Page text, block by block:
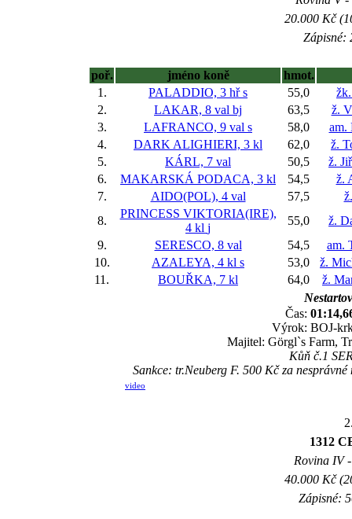
20.000 Kč
Zápisné:
poř. jméno koně
hmot.
1.
PALADDIO, 3 hřs 55,0
2.
LAKAR, 8 val bj 63,5
ž.
3.
LAFRANCO, 9 val s 58,0
am.
4.
DARK ALIGHIERI, 3 kl 62,0
ž.
5.
KÁRL, 7 val 50,5
ž.
6.
MAKARSKÁ PODACA, 3 kl 54,5
ž.
7.
AIDO(POL), 4 val 57,5
8.
PRINCESS VIKTORIA(IRE),
4 kl j
55,0
ž.
9.
SERESCO, 8 val 54,5
am.
10.
AZALEYA, 4 kl s 53,0
ž.
11.
BOUŘKA, 7 kl 64,0
ž.
Čas:
Výrok: BOJ-
Majitel: Görgl`s Farm,
Kůň č.1
Sankce: tr.Neuberg F. 500 Kč za
video
1312
Rovina IV
40.000 Kč
Zápisné: